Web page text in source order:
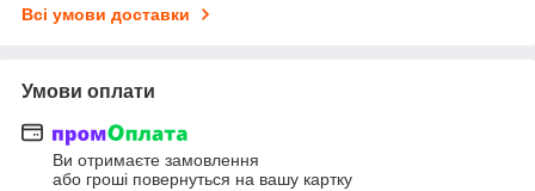
Всі умови доставки
Умови оплати
Ви отримаєте замовлення
або гроші повернуться на вашу картку